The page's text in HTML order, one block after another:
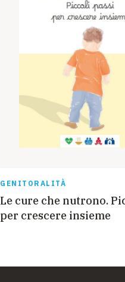
GENITORALITÀ
Le cure che nutrono.
per crescere insieme